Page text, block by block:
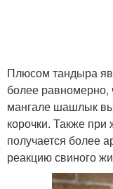
Плюсом тандыра
более равномерно,
мангале шашлык
корочки. Также
получается более
реакцию свиного